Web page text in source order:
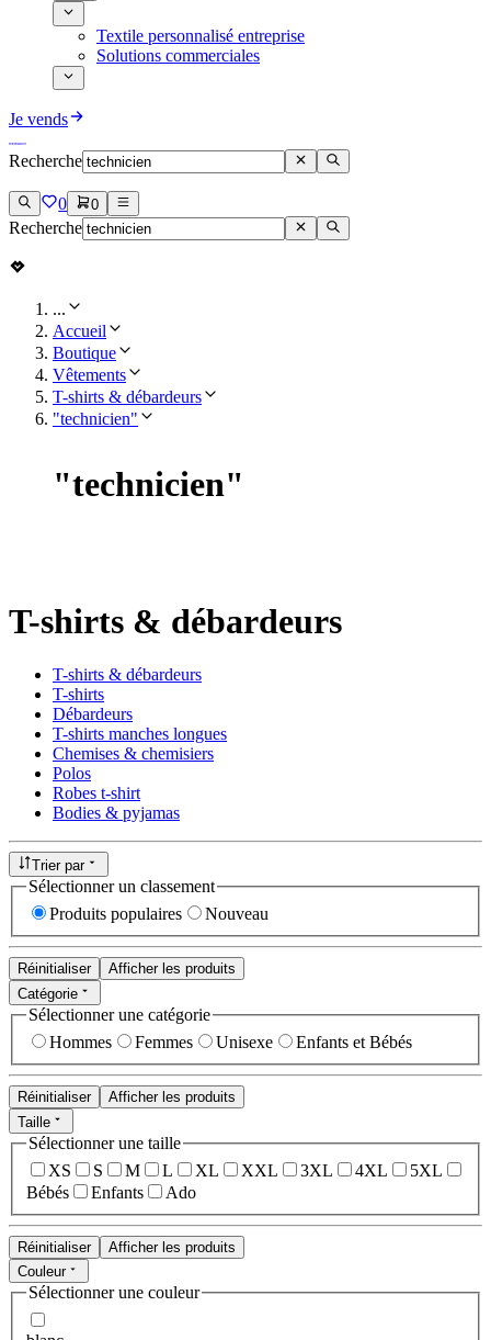
Textile personnalisé entreprise
Solutions commerciales
Je vends
Recherche
0 0
Recherche
...
Accueil
Boutique
Vêtements
T-shirts & débardeurs
"technicien"
"technicien"
T-shirts & débardeurs
T-shirts & débardeurs
T-shirts
Débardeurs
T-shirts manches longues
Chemises & chemisiers
Polos
Robes t-shirt
Bodies & pyjamas
Trier par
Sélectionner un classement
Produits populaires
Nouveau
Réinitialiser
Afficher les produits
Catégorie
Sélectionner une catégorie
Hommes
Femmes Unisexe Enfants et Bébés
Réinitialiser
Afficher les produits
Taille
Sélectionner une taille
XS
S M L XL XXL 3XL 4XL
5XL
Bébés
Enfants Ado
Réinitialiser
Afficher les produits
Couleur
Sélectionner une couleur